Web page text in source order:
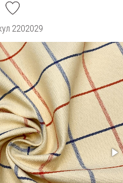
2202029